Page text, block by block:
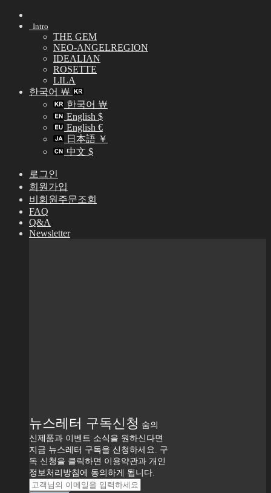
Skip
Intro
THE GEM
NEO-ANGELREGION
IDEALIAN
ROSETTE
LILA
한국어 ￦
한국어 ￦
English $
English €
日本語 ￥
中文 $
로그인
회원가입
비회원주문조회
FAQ
Q&A
Newsletter
뉴스레터 구독신청 숨의
신제품과 이벤트 소식을 원하신다면
지금 뉴스레터 구독을 신청하세요. 구
독 신청을 클릭하면 이용약관과 개인
정보처리방침에 동의하게 됩니다.